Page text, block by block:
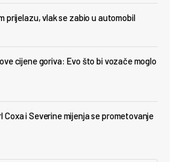
prijelazu, vlak se zabio u automobil
cijene goriva: Evo što bi vozače moglo
Coxa i Severine mijenja se prometovanje